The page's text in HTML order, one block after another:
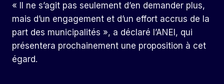
« Il ne s’agit pas seulement d’en demander plus,
mais d’un engagement et d’un effort accrus de la
part des municipalités », a déclaré l’ANEI, qui
présentera prochainement une proposition à cet
égard.